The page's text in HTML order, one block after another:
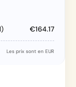
€164.17
Les prix sont en EUR